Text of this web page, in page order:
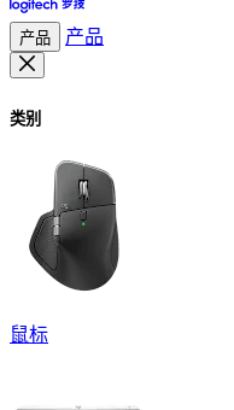
产品 产品
类别
鼠标